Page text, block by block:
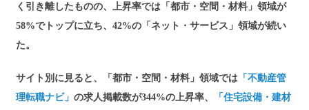
く引き離したものの、上昇率では「都市・空間・材料」領域が
58%でトップに立ち、42%の「ネット・サービス」領域が続い
た。
サイト別に見ると、「都市・空間・材料」領域では 「不動産管
理転職ナビ」の求人掲載数が344%の上昇率、
「住宅設備・建材